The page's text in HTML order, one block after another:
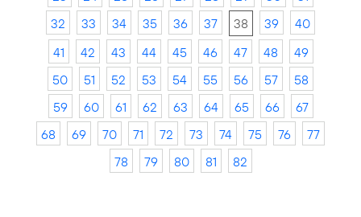
32
33 34 35 36 37 38 39
40
41
42 43 44 45 46 47 48
49
50
51 52 53 54 55 56 57
58
59
60 61 62 63 64 65 66
67
68
69 70 71 72 73 74 75 76
77
78
79 80 81 82